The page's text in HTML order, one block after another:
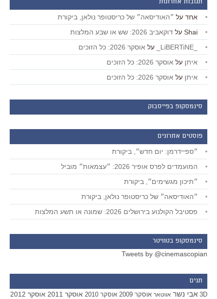
תגובות אחרונות
אחד על ״האודיסאה״ של כריסטופר נולאן, ביקורת
Shai על דוקאביב 2026: שש או שבע המלצות
על אוסקר 2026: כל הזוכים
איתן על אוסקר 2026: כל הזוכים
איתן על אוסקר 2026: כל הזוכים
סינמסקופ בפייסבוק
פוסטים אחרונים
״ספיידרמן: יום חדש״, ביקורת
המועמדים לפרס אופיר 2026: ״עצמאות״ מוביל
״תיכון מגשימים״, ביקורת
״האודיסאה״ של כריסטופר נולאן, ביקורת
פסטיבל הקולנוע בירושלים 2026: שמונה או תשע המלצות
סינמסקופ בטוויטר
Tweets by @cinemascopian
תגים
3D אבי נשר אווטאר אוסקר 2009 אוסקר 2010 אוסקר 2011 אוסקר 2012